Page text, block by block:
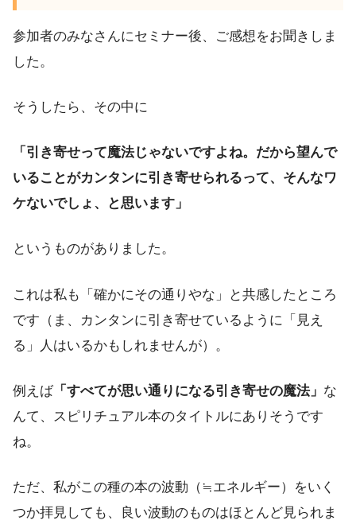
参加者のみなさんにセミナー後、ご感想をお聞きしま
した。
そうしたら、その中に
「引き寄せって魔法じゃないですよね。だから望んで
いることがカンタンに引き寄せられるって、そんなワ
ケないでしょ、と思います」
というものがありました。
これは私も「確かにその通りやな」と共感したところ
です（ま、カンタンに引き寄せているように「見え
る」人はいるかもしれませんが）。
例えば「すべてが思い通りになる引き寄せの魔法」 な
んて、スピリチュアル本のタイトルにありそうです
ね。
ただ、私がこの種の本の波動（≒エネルギー）をいく
つか拝見しても、良い波動のものはほとんど見られま